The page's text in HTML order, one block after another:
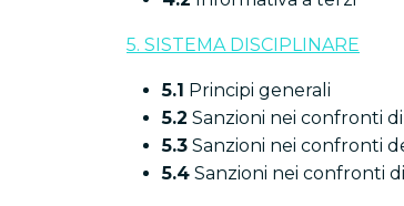
5. SISTEMA DISCIPLINARE
5.1 Principi generali
5.2 Sanzioni nei confronti
5.3 Sanzioni nei confronti
5.4 Sanzioni nei confronti